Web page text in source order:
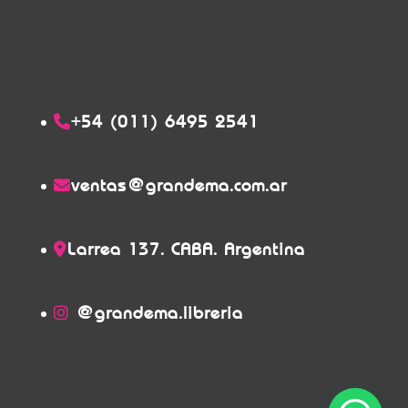
+54 (011) 6495 2541
ventas@grandema.com.ar
Larrea 137. CABA. Argentina
@grandema.libreria